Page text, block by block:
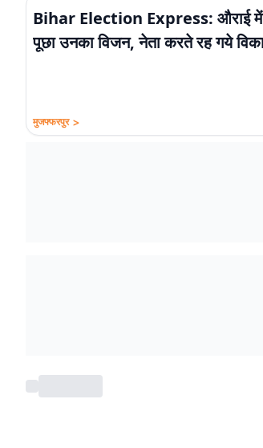
Bihar Election Express: औराई
पूछा उनका विजन, नेता करते रह गये
मुजफ्फरपुर >